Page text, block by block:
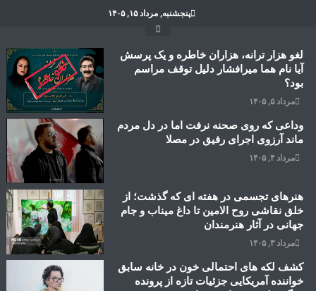
پنجشنبه, مرداد ۱۵, ۱۴۰۵
لغو هزار ترانه، هزاران خاطره و یک پرسش
آیا نام هما میرافشار دلیل توقف مراسم
بود؟
مرداد ۵, ۱۴۰۵
وداعی که روی صحنه نرفت اما در دل مردم
ماند آرزوی اجرای رفیق در مصلا
مرداد ۴, ۱۴۰۵
هنرهای تجسمی در هفته ای که گذشت؛ از
خلق نقاشی روح الامین تا داغ میناب و جام
جهانی در آثار هنرمندان
مرداد ۳, ۱۴۰۵
کشف لکه های احتمالی خون در خانه سابق
خواننده آمریکایی جزئیات تازه از پرونده